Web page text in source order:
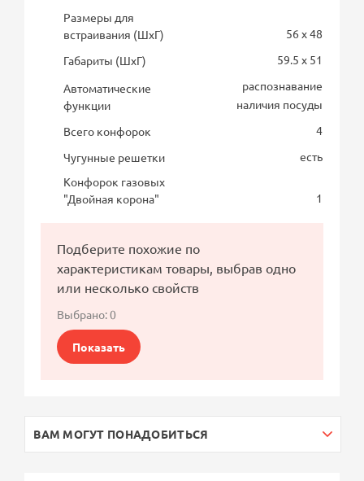
Размеры для
встраивания (ШхГ)
56 x 48
Габариты (ШхГ)
59.5 x 51
Автоматические
функции
распознавание
наличия посуды
Всего конфорок
4
Чугунные решетки
есть
Конфорок газовых
"Двойная корона"
1
Подберите похожие по
характеристикам товары, выбрав одно
или несколько свойств
Выбрано:0
Показать
ВАМ МОГУТ ПОНАДОБИТЬСЯ